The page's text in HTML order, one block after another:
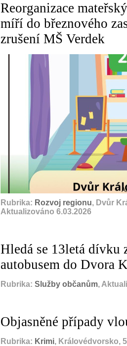
Reorganizace
míří do březnového
zrušení MŠ Verdek
Rubrika: Rozvoj regionu, Dvůr
Aktualizováno 6.03.2026
Hledá se 13letá dívku
autobusem do Dvora
Rubrika: Služby občanům,
Objasněné případy
Rubrika: Krimi, Královédvorsko,